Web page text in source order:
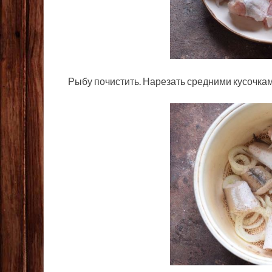
Рыбу почистить. Нарезать средними